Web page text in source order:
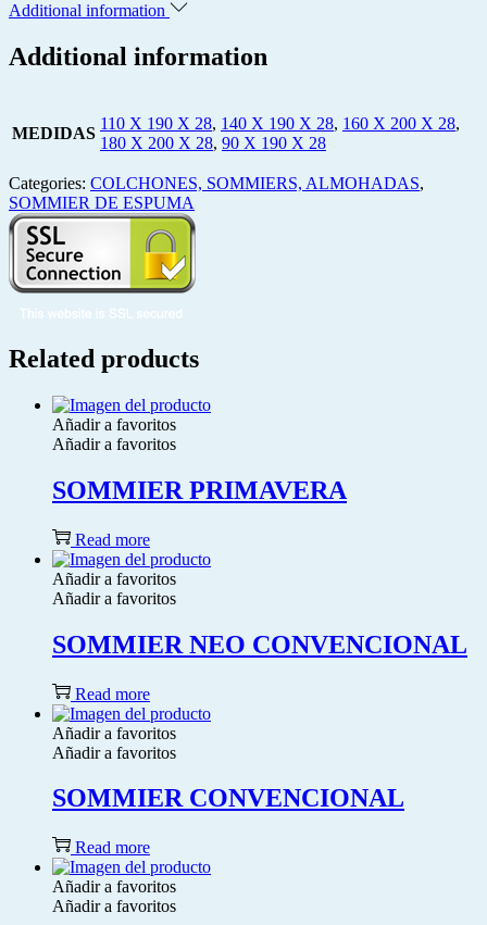
Additional information
Additional information
MEDIDAS
110 X 190 X 28, 140 X 190 X 28, 160 X 200 X 28,
180 X 200 X 28, 90 X 190 X 28
Categories: COLCHONES, SOMMIERS, ALMOHADAS,
SOMMIER DE ESPUMA
Related products
Añadir a favoritos
Añadir a favoritos
SOMMIER PRIMAVERA
Read more
Añadir a favoritos
Añadir a favoritos
SOMMIER NEO CONVENCIONAL
Read more
Añadir a favoritos
Añadir a favoritos
SOMMIER CONVENCIONAL
Read more
Añadir a favoritos
Añadir a favoritos